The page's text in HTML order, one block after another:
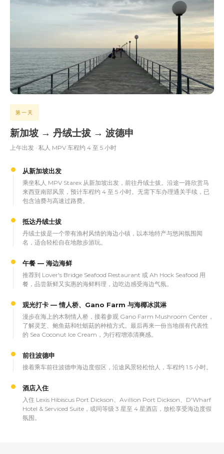
第一天
新加坡 → 丹绒士拔 → 波德申
上午出发 · 私人 MPV 车程约 4 至 5 小时
从新加坡出发
乘坐私人 MPV Starex 从新加坡出发，前往丹绒士拔。沿途一路欣赏马
来西亚南部风景，预计车程约 4 至 5 小时。无需下车办理通关手续，已
包含油费与高速过路费。
抵达丹绒士拔
丹绒士拔是一个带有渔村风情的海边小镇，以本地特产与悠闲氛围闻
名，适合轻松自在地散步游玩。
午餐 — 海边海鲜
推荐到 Lover's Bridge Seafood Restaurant 或 Ah Hock Seafood 用
餐，品尝新鲜又实惠的海鲜料理，边吃边感受海边气氛。
观光打卡 — 情人桥、Gano Farm 与海椰冰淇淋
漫步在海上的木制情人桥，接着参观 Gano Farm Mushroom Center，
了解灵芝、鲍鱼菇和牡蛎菇的种植方式。最后再来一份当地很有代表性
的 Sea Coconut Ice Cream，为行程增添清爽感。
前往波德申
接着乘车前往波德申海边度假区，沿途风景轻松怡人，车程约 1.5 小时。
酒店入住
入住 Lexis Hibiscus Port Dickson、Avillion Port Dickson、D'Wharf
Hotel & Serviced Suite，或同等级 3 星至 4 星酒店，放松享受海边度假
氛围。